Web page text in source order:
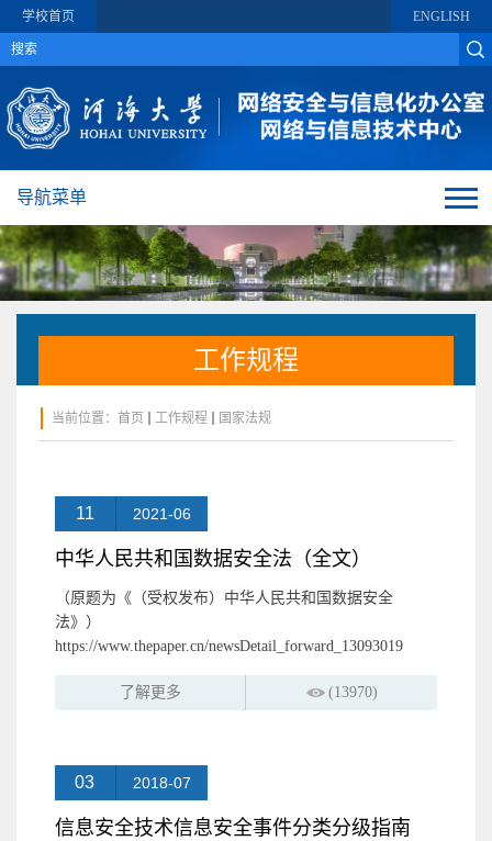
学校首页 ENGLISH
导航菜单
工作规程
当前位置： 首页 工作规程 国家法规
11 2021-06
中华人民共和国数据安全法（全文）
（原题为《（受权发布）中华人民共和国数据安全
法》）
https://www.thepaper.cn/newsDetail_forward_13093019
了解更多 (13970)
03 2018-07
信息安全技术信息安全事件分类分级指南